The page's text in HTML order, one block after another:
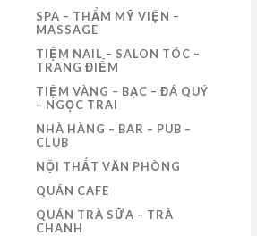
SPA – THẨM MỸ VIỆN –
MASSAGE
TIỆM NAIL – SALON TÓC –
TRANG ĐIỂM
TIỆM VÀNG – BẠC – ĐÁ QUÝ
– NGỌC TRAI
NHÀ HÀNG – BAR – PUB –
CLUB
NỘI THẤT VĂN PHÒNG
QUÁN CAFE
QUÁN TRÀ SỮA – TRÀ
CHANH